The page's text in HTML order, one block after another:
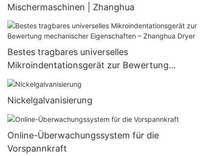
Mischermaschinen | Zhanghua
Bestes tragbares universelles
Mikroindentationsgerät zur Bewertung
mechanischer Eigenschaften – Zhanghua Dryer
Nickelgalvanisierung
Online-Überwachungssystem für die
Vorspannkraft